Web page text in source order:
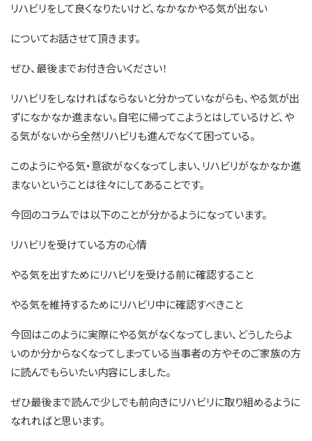
リハビリをして良くなりたいけど、なかなかやる気が出ない
についてお話させて頂きます。
ぜひ、最後までお付き合いください！
リハビリをしなければならないと分かっていながらも、やる気が出
ずになかなか進まない。自宅に帰ってこようとはしているけど、や
る気がないから全然リハビリも進んでなくて困っている。
このようにやる気・意欲がなくなってしまい、リハビリがなかなか進
まないということは往々にしてあることです。
今回のコラムでは以下のことが分かるようになっています。
リハビリを受けている方の心情
やる気を出すためにリハビリを受ける前に確認すること
やる気を維持するためにリハビリ中に確認すべきこと
今回はこのように実際にやる気がなくなってしまい、どうしたらよ
いのか分からなくなってしまっている当事者の方やそのご家族の方
に読んでもらいたい内容にしました。
ぜひ最後まで読んで少しでも前向きにリハビリに取り組めるように
なれればと思います。